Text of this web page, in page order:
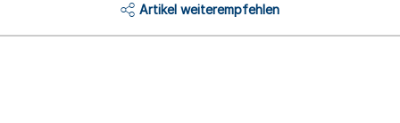
Artikel weiterempfehlen